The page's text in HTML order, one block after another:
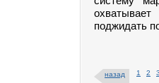
поджидать
назад 1 2